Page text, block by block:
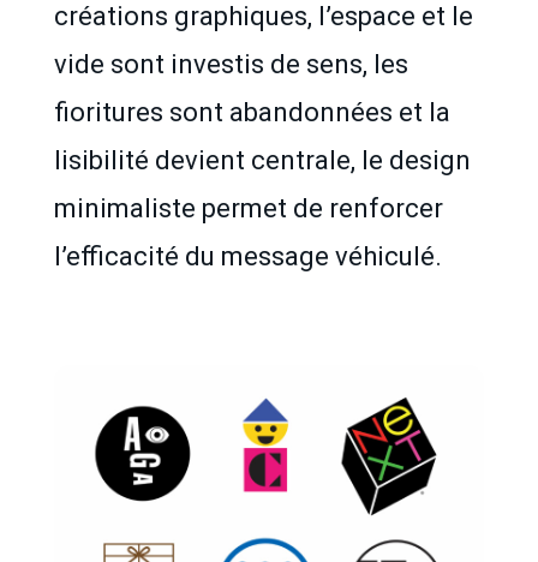
créations graphiques, l’espace et le
vide sont investis de sens, les
fioritures sont abandonnées et la
lisibilité devient centrale, le design
minimaliste permet de renforcer
l’efficacité du message véhiculé.